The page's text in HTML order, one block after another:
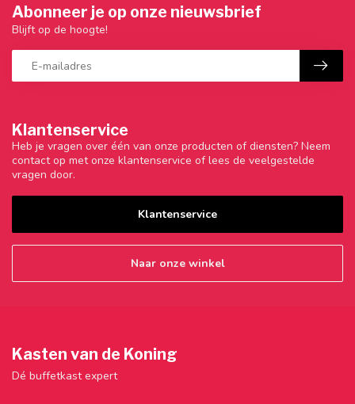
Klantenservice
Heb je vragen over één van onze producten of diensten? Neem
contact op met onze klantenservice of lees de veelgestelde
vragen door.
Klantenservice
Naar onze winkel
Abonneer je op onze nieuwsbrief
Blijft op de hoogte!
Kasten van de Koning
Dé buffetkast expert